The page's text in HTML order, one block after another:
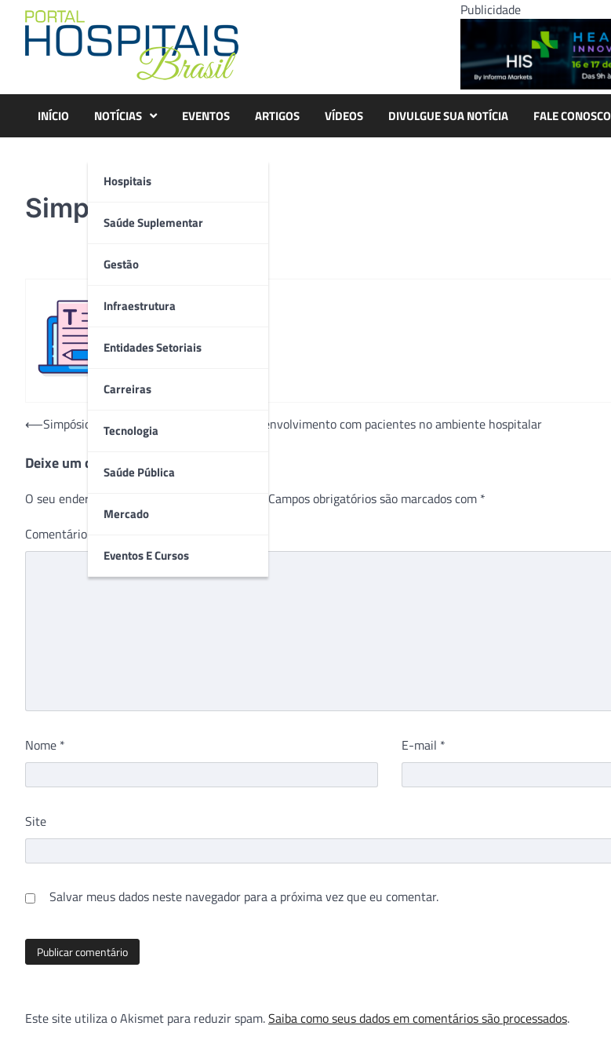
content
Publicidade
INÍCIO NOTÍCIAS
Hospitais
Saúde Suplementar
Gestão
Infraestrutura
Entidades Setoriais
Carreiras
Tecnologia
Saúde Pública
Mercado
Eventos E Cursos
EVENTOS ARTIGOS VÍDEOS DIVULGUE SUA NOTÍCIA FALE CONOSCO
Simpósio – Foto 3
Navegação
Post
⟵Simpósio incentiva humanização e maior envolvimento com pacientes no ambiente hospitalar
Deixe um comentário
O seu endereço de e-mail não será publicado. Campos obrigatórios são marcados com *
Comentário
Nome * E-mail *
Site
Salvar meus dados neste navegador para a próxima vez que eu comentar.
Este site utiliza o Akismet para reduzir spam.Saiba como seus dados em comentários são processados.